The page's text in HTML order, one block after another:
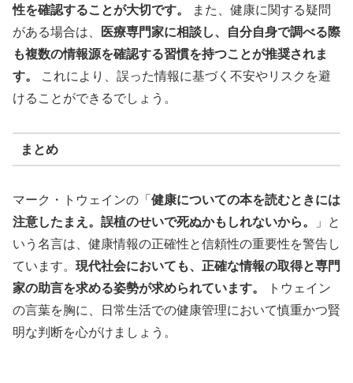
性を確認することが大切です。
また、健康に関する疑問
がある場合は、
医療専門家に相談し、自分自身で調べる際
も複数の情報源を確認する習慣を持つことが推奨されま
す。
これにより、誤った情報に基づく不安やリスクを避
けることができるでしょう。
まとめ
マーク・トウェインの「 健康についての本を読むときには
注意したまえ。誤植のせいで死ぬかもしれないから。
」と
いう名言は、健康情報の正確性と信頼性の重要性を警告し
ています。 現代社会においても、正確な情報の取得と専門
家の助言を求める姿勢が求められています。
トウェイン
の言葉を胸に、日常生活での健康管理において慎重かつ賢
明な判断を心がけましょう。